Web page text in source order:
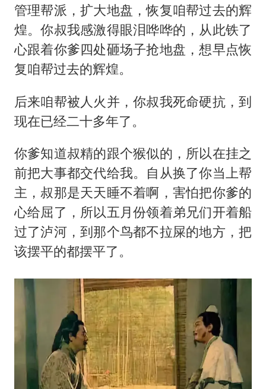
管理帮派，扩大地盘，恢复咱帮过去的辉
煌。你叔我感激得眼泪哗哗的，从此铁了
心跟着你爹四处砸场子抢地盘，想早点恢
复咱帮过去的辉煌。
后来咱帮被人火并，你叔我死命硬抗，到
现在已经二十多年了。
你爹知道叔精的跟个猴似的，所以在挂之
前把大事都交代给我。自从换了你当上帮
主，叔那是天天睡不着啊，害怕把你爹的
心给屈了，所以五月份领着弟兄们开着船
过了泸河，到那个鸟都不拉屎的地方，把
该摆平的都摆平了。